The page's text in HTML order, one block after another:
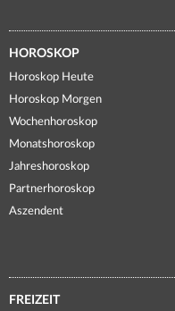
HOROSKOP
Horoskop Heute
Horoskop Morgen
Wochenhoroskop
Monatshoroskop
Jahreshoroskop
Partnerhoroskop
Aszendent
FREIZEIT